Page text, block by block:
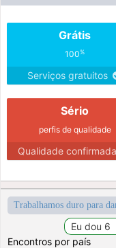
Grátis
100%
Serviços gratuitos
Sério
perfis de qualidade
Qualidade confirmada
Trabalhamos duro para
Encontros por país